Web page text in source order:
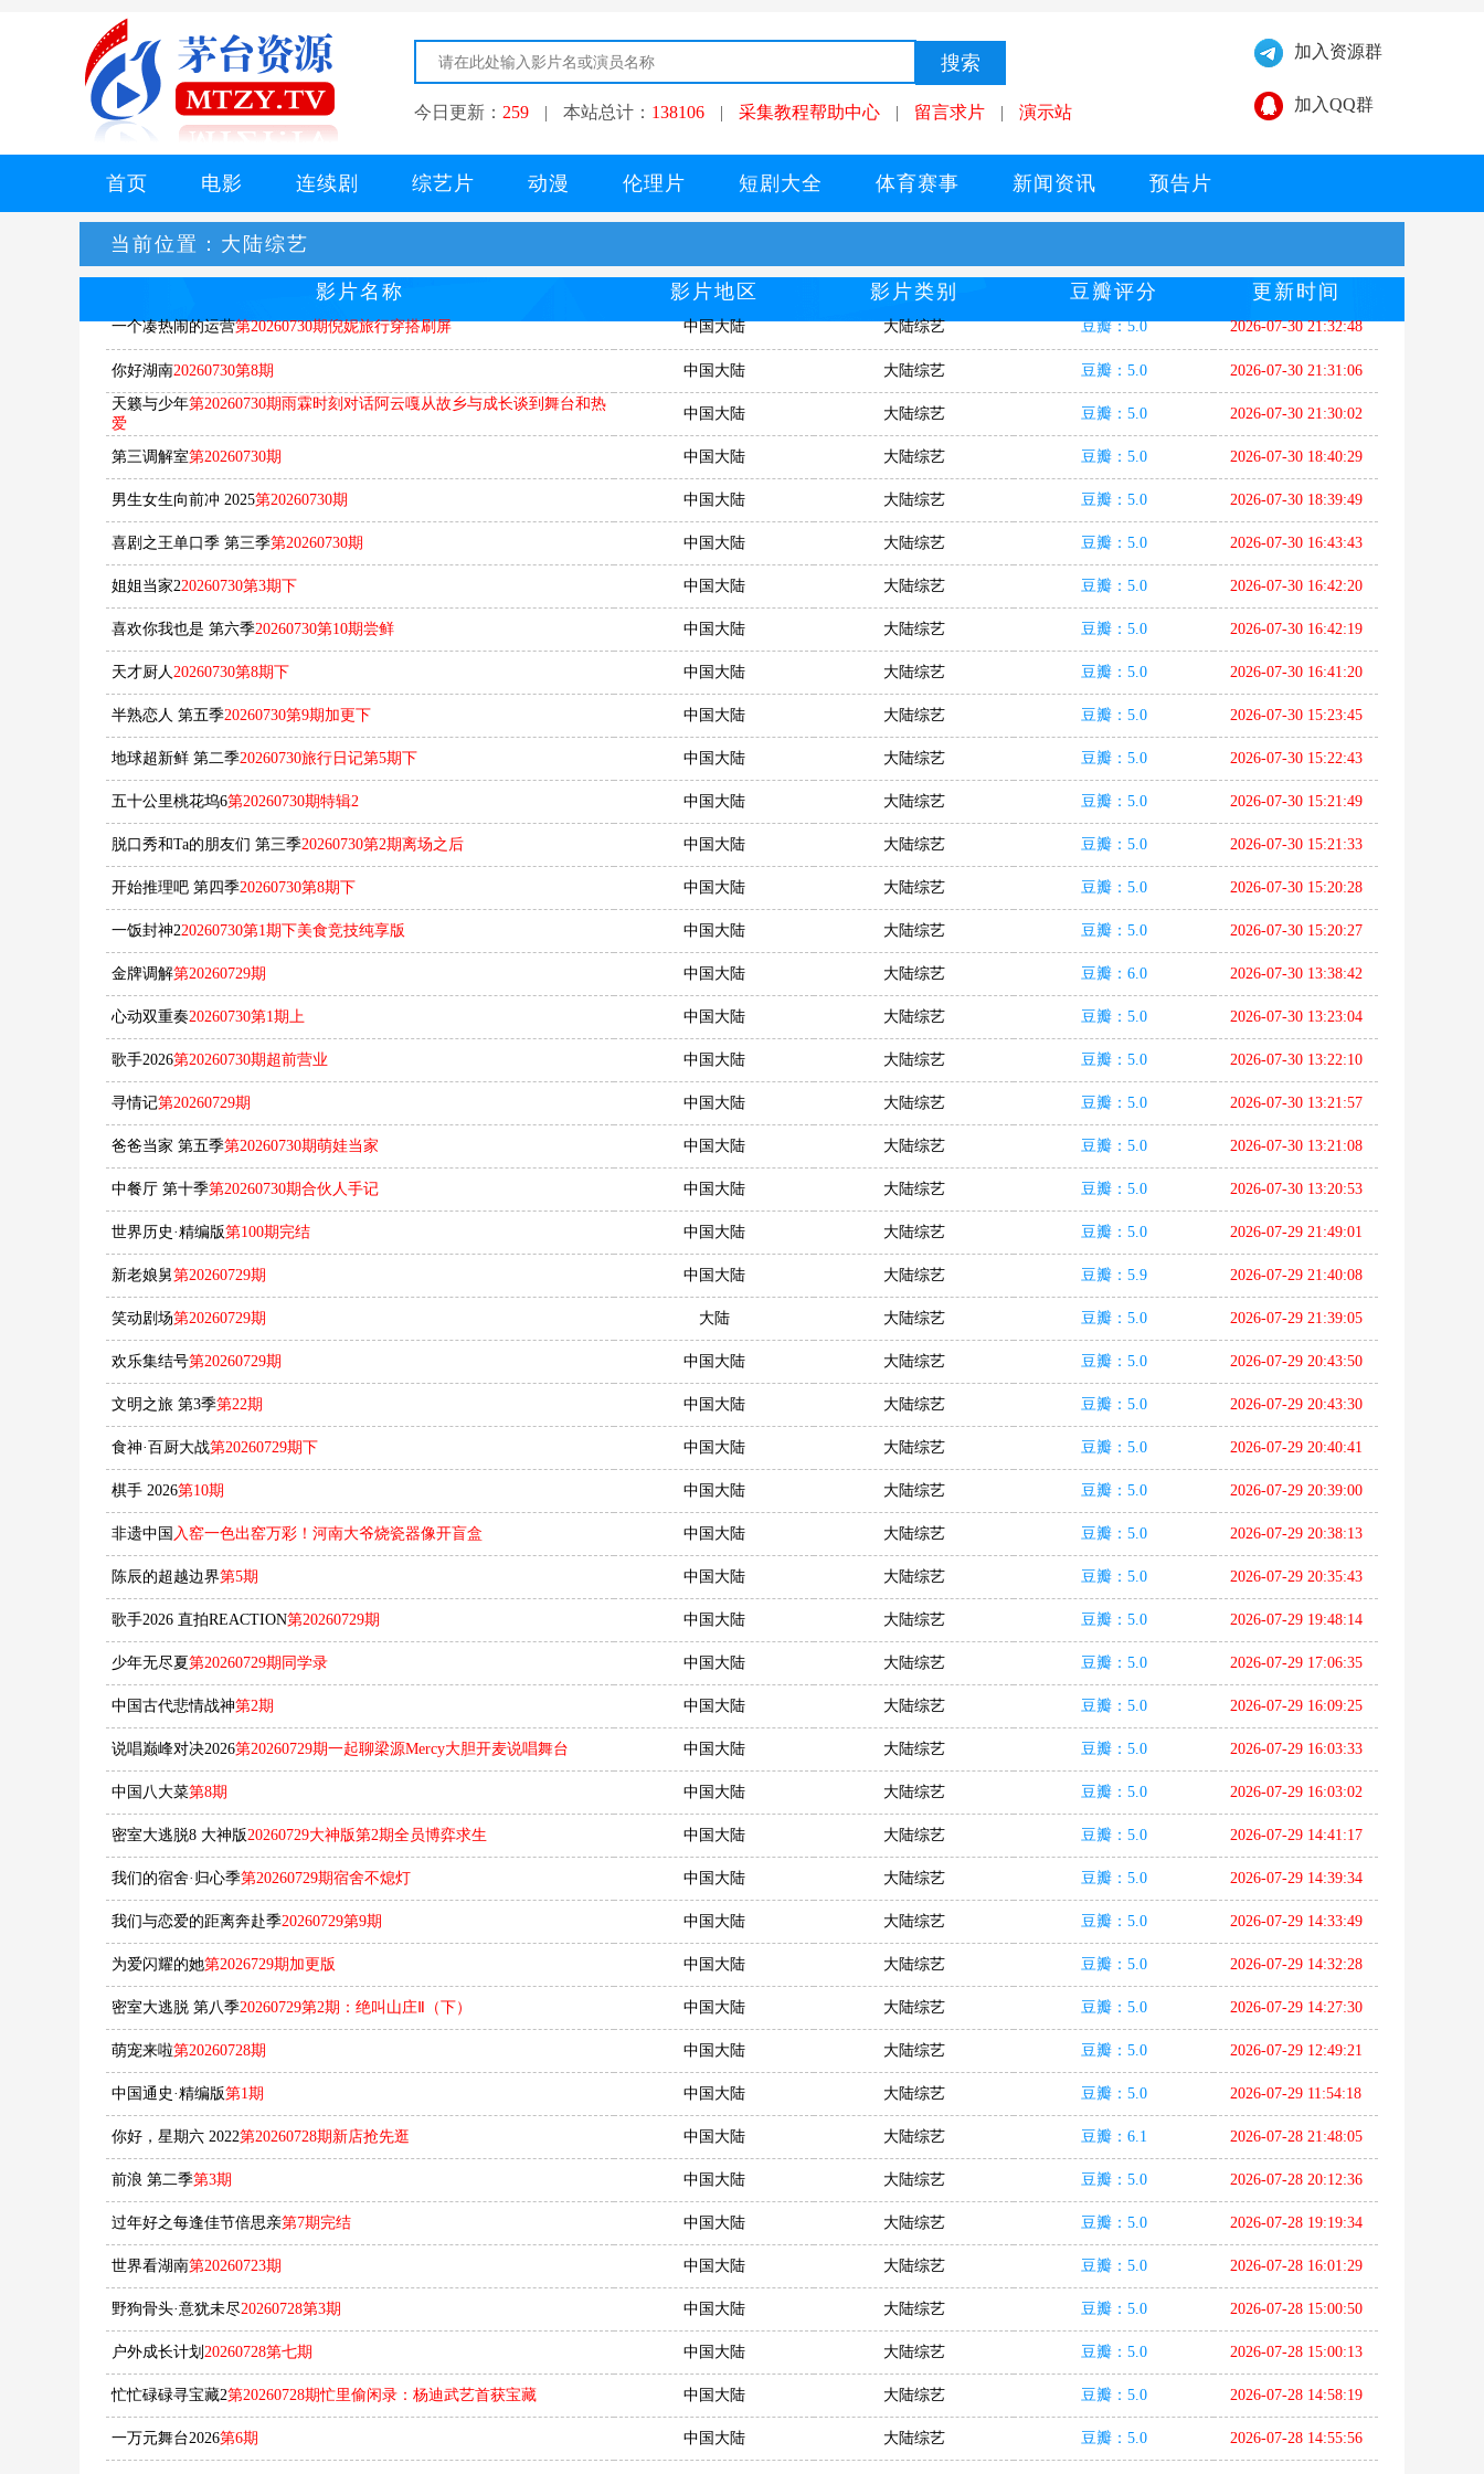
今日更新： 259 | 本站总计： 138106 | 采集教程帮助中心 | 留言求片 | 演示站
加入资源群
加入QQ群
首页 电影 连续剧 综艺片 动漫 伦理片 短剧大全 体育赛事 新闻资讯 预告片
当前位置： 大陆综艺
影片名称 影片地区 影片类别 豆瓣评分 更新时间
一个凑热闹的运营第20260730期倪妮旅行穿搭刷屏 中国大陆 大陆综艺 豆瓣：5.0 2026-07-30 21:32:48
你好湖南​20260730第8期 中国大陆 大陆综艺 豆瓣：5.0
2026-07-30 21:31:06
天籁与少年第20260730期雨霖时刻对话阿云嘎从故乡与成长谈到舞台和热
爱
中国大陆 大陆综艺 豆瓣：5.0 2026-07-30 21:30:02
第三调解室第20260730期 中国大陆 大陆综艺 豆瓣：5.0 2026-07-30 18:40:29
男生女生向前冲 2025第20260730期 中国大陆 大陆综艺 豆瓣：5.0 2026-07-30 18:39:49
喜剧之王单口季 第三季第20260730期 中国大陆 大陆综艺 豆瓣：5.0 2026-07-30 16:43:43
姐姐当家220260730第3期下 中国大陆 大陆综艺 豆瓣：5.0 2026-07-30 16:42:20
喜欢你我也是 第六季20260730第10期尝鲜 中国大陆 大陆综艺 豆瓣：5.0 2026-07-30 16:42:19
天才厨人20260730第8期下 中国大陆 大陆综艺 豆瓣：5.0 2026-07-30 16:41:20
半熟恋人 第五季20260730第9期加更下 中国大陆 大陆综艺 豆瓣：5.0 2026-07-30 15:23:45
地球超新鲜 第二季20260730旅行日记第5期下 中国大陆 大陆综艺 豆瓣：5.0 2026-07-30 15:22:43
五十公里桃花坞6第20260730期特辑2 中国大陆 大陆综艺 豆瓣：5.0 2026-07-30 15:21:49
脱口秀和Ta的朋友们 第三季20260730第2期离场之后 中国大陆 大陆综艺 豆瓣：5.0 2026-07-30 15:21:33
开始推理吧 第四季20260730第8期下 中国大陆 大陆综艺 豆瓣：5.0 2026-07-30 15:20:28
一饭封神220260730第1期下美食竞技纯享版 中国大陆 大陆综艺 豆瓣：5.0 2026-07-30 15:20:27
金牌调解第20260729期 中国大陆 大陆综艺 豆瓣：6.0 2026-07-30 13:38:42
心动双重奏20260730第1期上 中国大陆 大陆综艺 豆瓣：5.0 2026-07-30 13:23:04
歌手2026第20260730期超前营业 中国大陆 大陆综艺 豆瓣：5.0 2026-07-30 13:22:10
寻情记第20260729期 中国大陆 大陆综艺 豆瓣：5.0 2026-07-30 13:21:57
爸爸当家 第五季第20260730期萌娃当家 中国大陆 大陆综艺 豆瓣：5.0 2026-07-30 13:21:08
中餐厅 第十季第20260730期合伙人手记 中国大陆 大陆综艺 豆瓣：5.0 2026-07-30 13:20:53
世界历史·精编版第100期完结 中国大陆 大陆综艺 豆瓣：5.0 2026-07-29 21:49:01
新老娘舅第20260729期 中国大陆 大陆综艺 豆瓣：5.9 2026-07-29 21:40:08
笑动剧场第20260729期 大陆 大陆综艺 豆瓣：5.0 2026-07-29 21:39:05
欢乐集结号第20260729期 中国大陆 大陆综艺 豆瓣：5.0 2026-07-29 20:43:50
文明之旅 第3季第22期 中国大陆 大陆综艺 豆瓣：5.0 2026-07-29 20:43:30
食神·百厨大战第20260729期下 中国大陆 大陆综艺 豆瓣：5.0 2026-07-29 20:40:41
棋手 2026第10期 中国大陆 大陆综艺 豆瓣：5.0 2026-07-29 20:39:00
非遗中国 入窑一色出窑万彩！河南大爷烧瓷器像开盲盒 中国大陆 大陆综艺 豆瓣：5.0 2026-07-29 20:38:13
陈辰的超越边界第5期 中国大陆 大陆综艺 豆瓣：5.0 2026-07-29 20:35:43
歌手2026 直拍REACTION第20260729期 中国大陆 大陆综艺 豆瓣：5.0 2026-07-29 19:48:14
少年无尽夏第20260729期同学录 中国大陆 大陆综艺 豆瓣：5.0 2026-07-29 17:06:35
中国古代悲情战神第2期 中国大陆 大陆综艺 豆瓣：5.0 2026-07-29 16:09:25
说唱巅峰对决2026第20260729期一起聊梁源Mercy大胆开麦说唱舞台 中国大陆 大陆综艺 豆瓣：5.0 2026-07-29 16:03:33
中国八大菜第8期 中国大陆 大陆综艺 豆瓣：5.0 2026-07-29 16:03:02
密室大逃脱8 大神版20260729大神版第2期全员博弈求生 中国大陆 大陆综艺 豆瓣：5.0 2026-07-29 14:41:17
我们的宿舍·归心季第20260729期宿舍不熄灯 中国大陆 大陆综艺 豆瓣：5.0 2026-07-29 14:39:34
​我们与恋爱的距离奔赴季​20260729第9期 中国大陆 大陆综艺 豆瓣：5.0 2026-07-29 14:33:49
为爱闪耀的她第2026729期加更版 中国大陆 大陆综艺 豆瓣：5.0 2026-07-29 14:32:28
密室大逃脱 第八季20260729第2期：绝叫山庄Ⅱ（下） 中国大陆 大陆综艺 豆瓣：5.0 2026-07-29 14:27:30
萌宠来啦第20260728期 中国大陆 大陆综艺 豆瓣：5.0 2026-07-29 12:49:21
中国通史·精编版第1期 中国大陆 大陆综艺 豆瓣：5.0 2026-07-29 11:54:18
你好，星期六 2022第20260728期新店抢先逛 中国大陆 大陆综艺 豆瓣：6.1 2026-07-28 21:48:05
前浪 第二季第3期 中国大陆 大陆综艺 豆瓣：5.0 2026-07-28 20:12:36
过年好之每逢佳节倍思亲第7期完结 中国大陆 大陆综艺 豆瓣：5.0 2026-07-28 19:19:34
世界看湖南第20260723期 中国大陆 大陆综艺 豆瓣：5.0 2026-07-28 16:01:29
野狗骨头·意犹未尽20260728第3期 中国大陆 大陆综艺 豆瓣：5.0 2026-07-28 15:00:50
户外成长计划 20260728第七期 中国大陆 大陆综艺 豆瓣：5.0 2026-07-28 15:00:13
忙忙碌碌寻宝藏2第20260728期忙里偷闲录：杨迪武艺首获宝藏 中国大陆 大陆综艺 豆瓣：5.0 2026-07-28 14:58:19
一万元舞台2026第6期 中国大陆 大陆综艺 豆瓣：5.0 2026-07-28 14:55:56